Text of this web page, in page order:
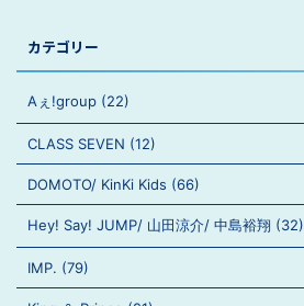
カテゴリー
Aぇ!group (22)
CLASS SEVEN (12)
DOMOTO/ KinKi Kids (66)
Hey! Say! JUMP/ 山田涼介/ 中島裕翔 (32)
IMP. (79)